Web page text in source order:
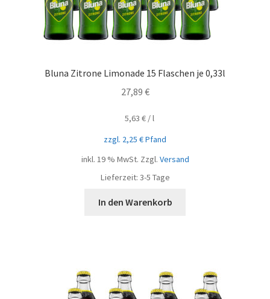
Bluna Zitrone Limonade 15 Flaschen je 0,33l
27,89 €
5,63 €/l
zzgl. 2,25 €Pfand
inkl. 19 % MwSt. Zzgl. Versand
Lieferzeit: 3-5 Tage
In den Warenkorb